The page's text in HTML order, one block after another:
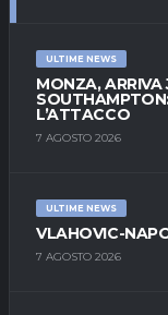
ULTIME NEWS
MONZA,
L’ATTACCO
7 AGOSTO 2026
ULTIME NEWS
VLAHOVIC-
7 AGOSTO 2026